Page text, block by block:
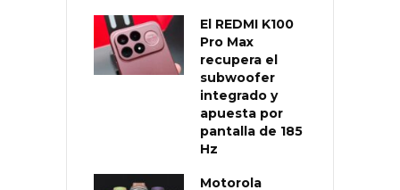
El REDMI K100
Pro Max
recupera el
subwoofer
integrado y
apuesta por
pantalla de 185
Hz
Motorola